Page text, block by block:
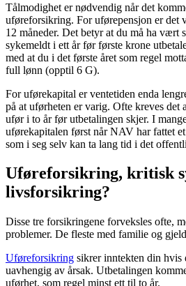
Tålmodighet er nødvendig når det
uføreforsikring. For uførepensjon er det
12 måneder. Det betyr at du må ha vært
sykemeldt i ett år før første krone
med at du i det første året som regel
full lønn (opptil 6 G).
For uførekapital er ventetiden enda
på at uførheten er varig. Ofte kreves
ufør i to år før utbetalingen skjer. I
uførekapitalen først når NAV har fattet
som i seg selv kan ta lang tid i det
Uføreforsikring, kritisk
livsforsikring?
Disse tre forsikringene forveksles ofte,
problemer. De fleste med familie og
Uføreforsikring sikrer inntekten din hvis
uavhengig av årsak. Utbetalingen
uførhet, som regel minst ett til to år.